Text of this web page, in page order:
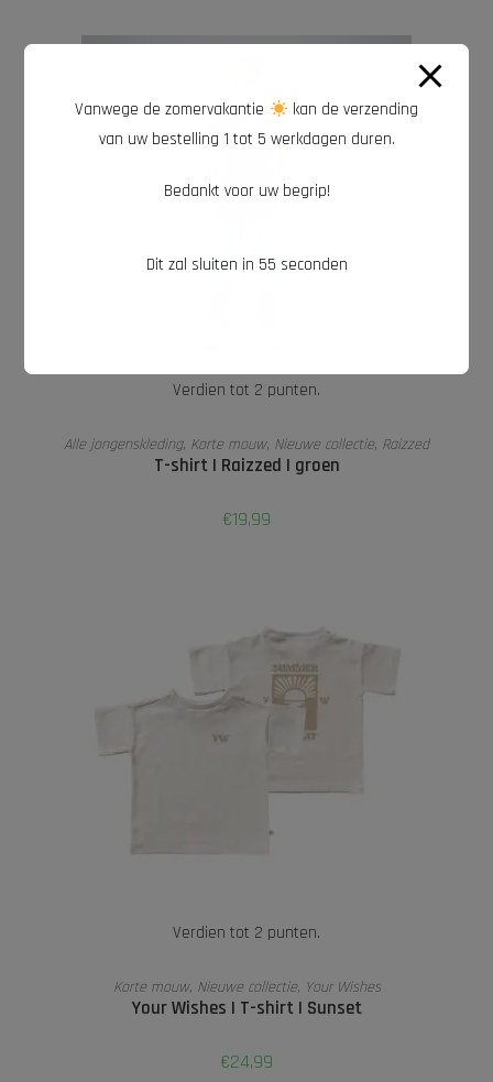
Verdien tot 2 punten.
OPTIES SELECTEREN
Alle jongenskleding, Korte mouw, Nieuwe collectie, Raizzed
T-shirt | Raizzed | groen
€19,99
Verdien tot 2 punten.
OPTIES SELECTEREN
Korte mouw, Nieuwe collectie, Your Wishes
Your Wishes | T-shirt | Sunset
€24,99
Vanwege de zomervakantie
kan de verzending
van uw bestelling 1 tot 5 werkdagen duren.
Bedankt voor uw begrip!
Dit zal sluiten in 54 seconden